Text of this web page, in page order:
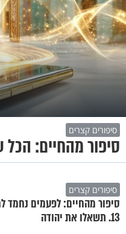
סיפורים קצרים
סיפור מהחיים: הכל
סיפורים קצרים
סיפור מהחיים: לפעמים נחמד
13. תשאלו את יהודה